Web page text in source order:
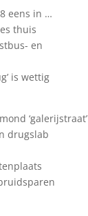
eens in …
thuis
en
is wettig
‘galerijstraat’
drugslab